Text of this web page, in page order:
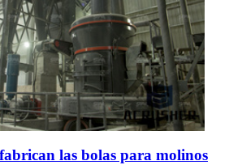
las bolas para molinos